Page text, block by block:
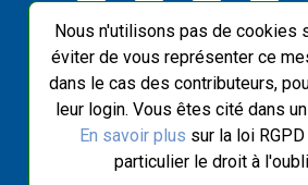
Nous n'utilisons pas de cookies
éviter de vous représenter ce
dans le cas des contributeurs,
leur login. Vous êtes cité dans
En savoir plus sur la loi
particulier le droit à
2003-2026 ©Agence Bretagne
Commons
Front-end design :Breizhek Studio